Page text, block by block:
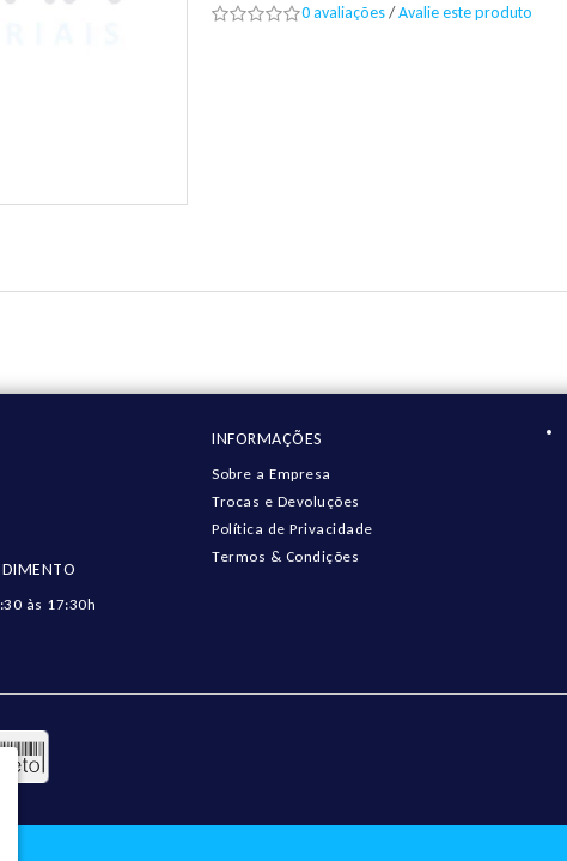
0 avaliações/Avalie este produto
às 17:30h
INFORMAÇÕES
Sobre a Empresa
Trocas e Devoluções
Política de Privacidade
Termos & Condições